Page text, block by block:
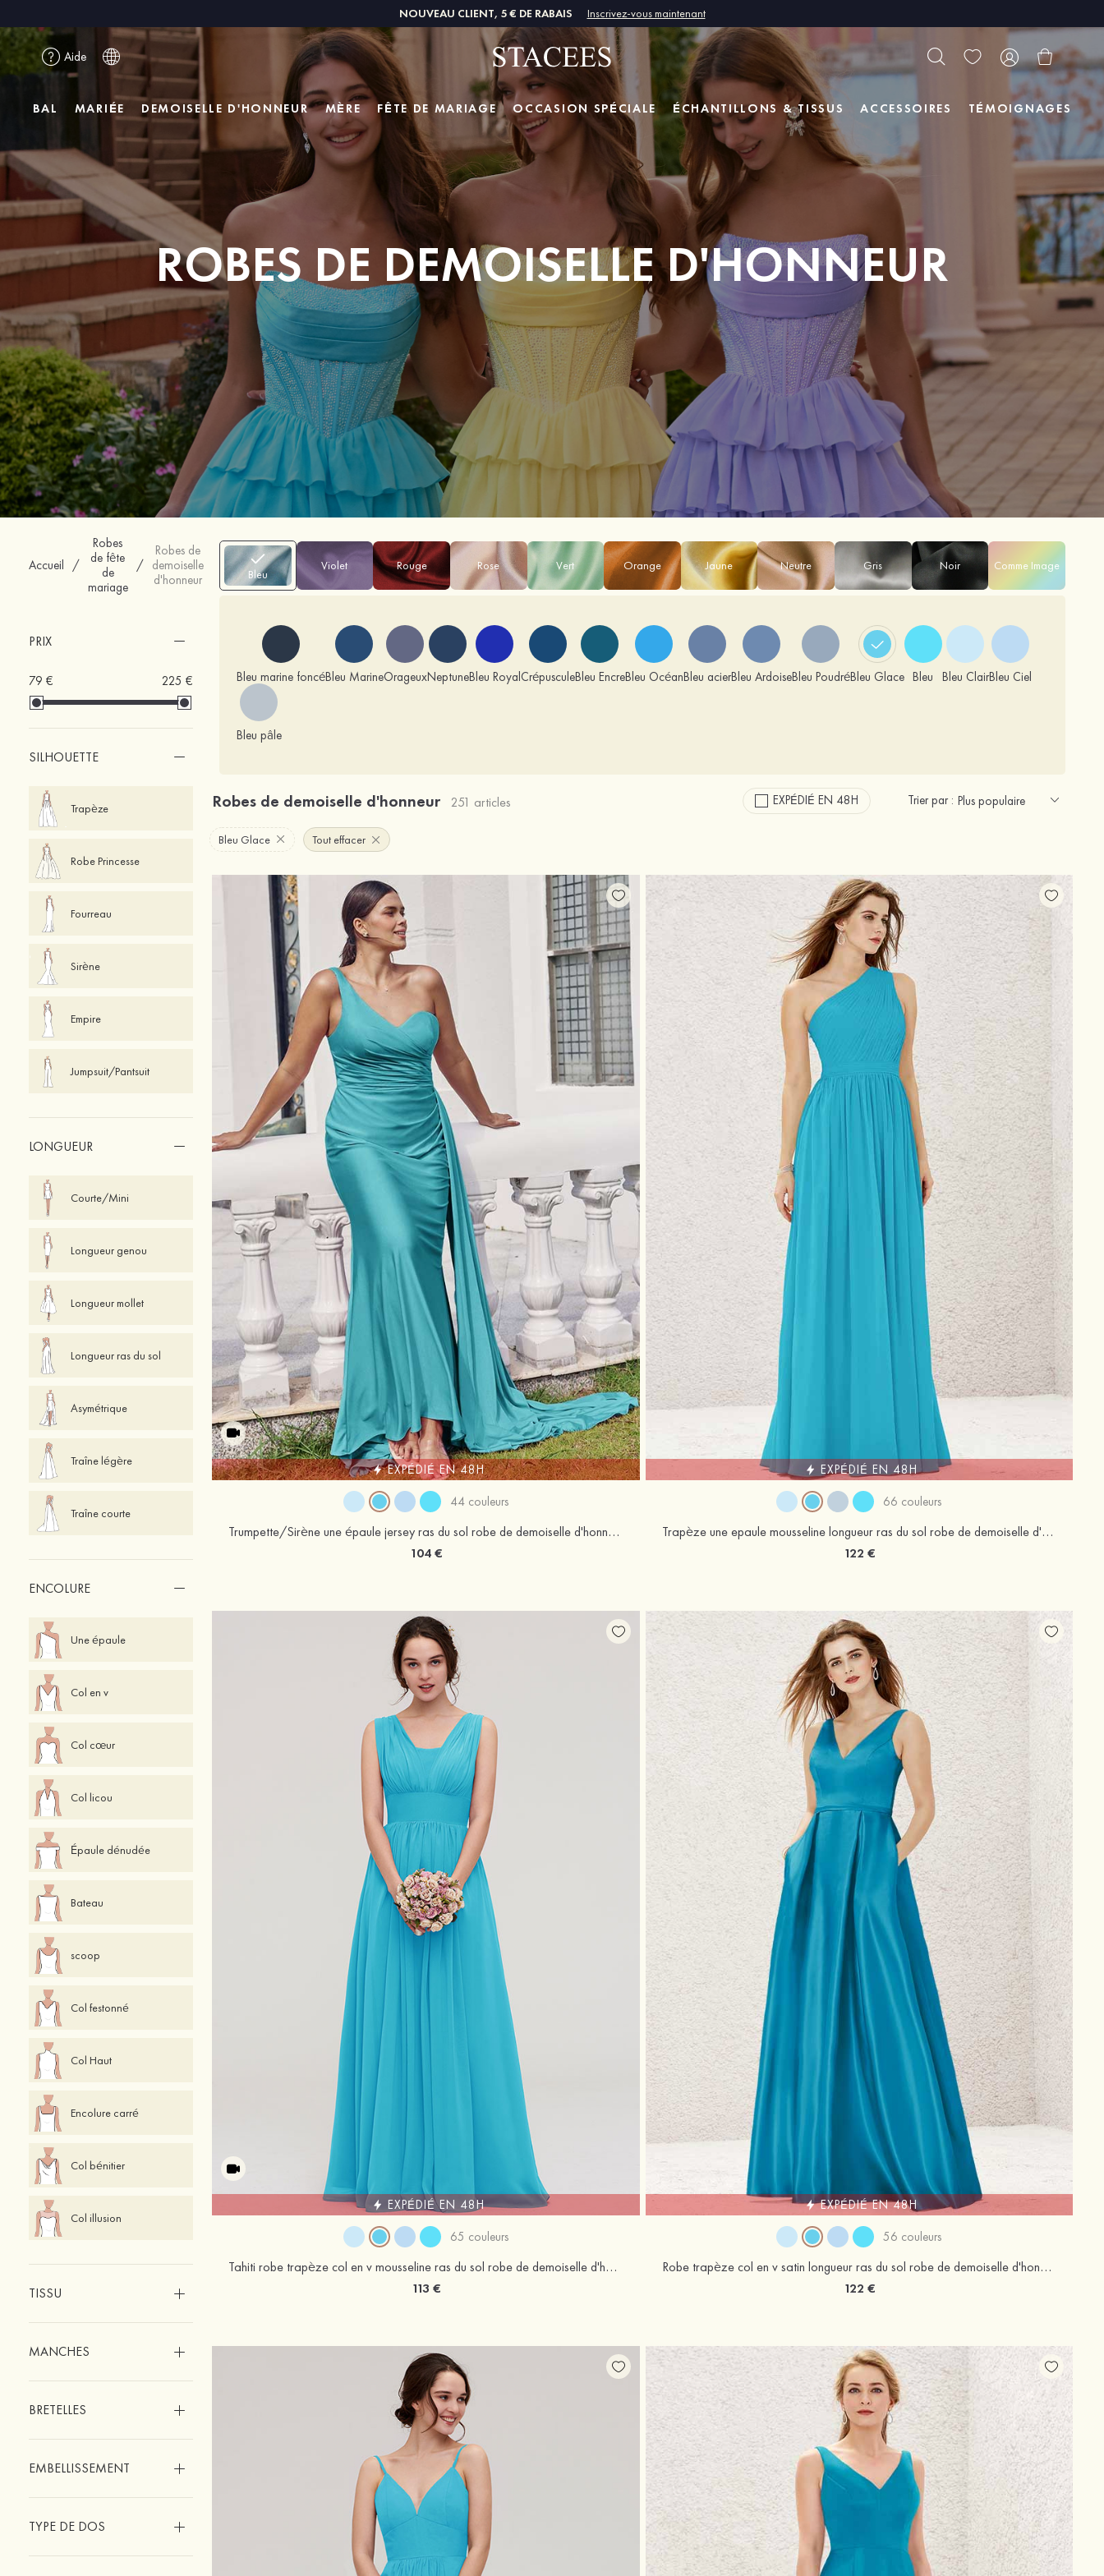
NOUVEAU CLIENT, 5 € DE RABAIS Inscrivez-vous maintenant
Aide
BAL MARIÉE DEMOISELLE D'HONNEUR MÈRE FÊTE DE MARIAGE OCCASION SPÉCIALE ÉCHANTILLONS & TISSUS ACCESSOIRES TÉMOIGNAGES
ROBES DE DEMOISELLE D'HONNEUR
Accueil /
Robes
de fête
de
mariage
/
Robes de
demoiselle
d'honneur
PRIX
79 € 225 €
SILHOUETTE
Trapèze
Robe Princesse
Fourreau
Sirène
Empire
Jumpsuit/Pantsuit
LONGUEUR
Courte/Mini
Longueur genou
Longueur mollet
Longueur ras du sol
Asymétrique
Traîne légère
Traîne courte
ENCOLURE
Une épaule
Col en v
Col cœur
Col licou
Épaule dénudée
Bateau
scoop
Col festonné
Col Haut
Encolure carré
Col bénitier
Col illusion
TISSU
MANCHES
BRETELLES
EMBELLISSEMENT
TYPE DE DOS
Bleu
Violet Rouge Rose Vert Orange Jaune Neutre Gris Noir Comme Image
Bleu marine foncéBleu MarineOrageuxNeptuneBleu RoyalCrépusculeBleu EncreBleu OcéanBleu acierBleu ArdoiseBleu PoudréBleu Glace Bleu Bleu ClairBleu Ciel
Bleu pâle
Robes de demoiselle d'honneur 251 articles EXPÉDIÉ EN 48H Trier par :
Bleu Glace Tout effacer
EXPÉDIÉ EN 48H
44 couleurs
Trumpette/Sirène une épaule jersey ras du sol robe de demoiselle d'honneur
104 €
EXPÉDIÉ EN 48H
66 couleurs
Trapèze une epaule mousseline longueur ras du sol robe de demoiselle d'honneur avec plissé
122 €
EXPÉDIÉ EN 48H
65 couleurs
Tahiti robe trapèze col en v mousseline ras du sol robe de demoiselle d'honneur avec plissé
113 €
EXPÉDIÉ EN 48H
56 couleurs
Robe trapèze col en v satin longueur ras du sol robe de demoiselle d'honneur avec plissé poches
122 €